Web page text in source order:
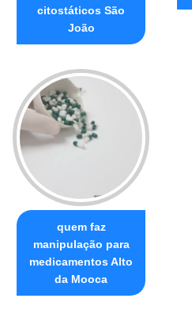
citostáticos São
João
quem faz
manipulação para
medicamentos Alto
da Mooca